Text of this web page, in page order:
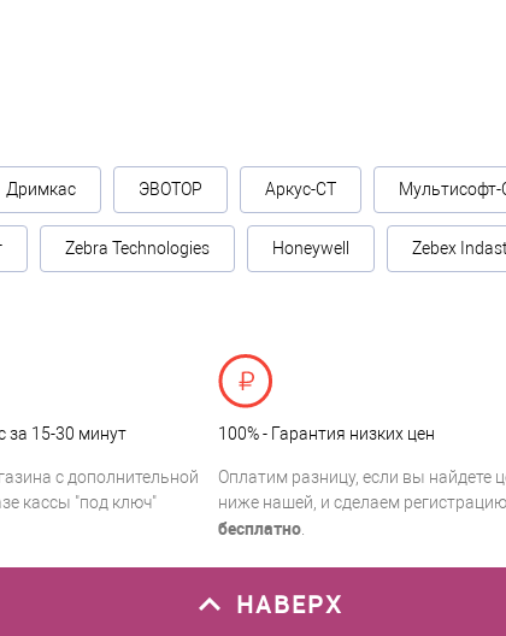
Дримкас ЭВОТОР Аркус-СТ Мультисофт-
Zebra Technologies Honeywell Zebex
за 15-30 минут
с дополнительной
кассы "под ключ"
100% - Гарантия низких цен
Оплатим разницу, если вы найдете
ниже нашей, и сделаем регистрацию
бесплатно
НАВЕРХ